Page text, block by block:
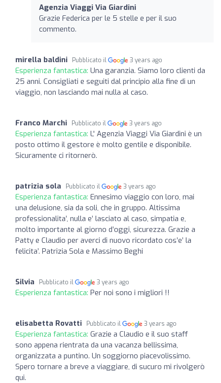
Agenzia Viaggi Via Giardini
Grazie Federica per le 5 stelle e per il suo
commento.
mirella baldini Pubblicato il 3 years ago
Esperienza fantastica: Una garanzia. Siamo loro clienti da
25 anni. Consigliati e seguiti dal principio alla fine di un
viaggio, non lasciando mai nulla al caso.
Franco Marchi Pubblicato il 3 years ago
Esperienza fantastica: L' Agenzia Viaggi Via Giardini è un
posto ottimo il gestore è molto gentile e disponibile.
Sicuramente ci ritornerò.
patrizia sola Pubblicato il 3 years ago
Esperienza fantastica: Ennesimo viaggio con loro, mai
una delusione, sia da soli, che in gruppo. Altissima
professionalita’, nulla e’ lasciato al caso, simpatia e,
molto importante al giorno d’oggi, sicurezza. Grazie a
Patty e Claudio per averci di nuovo ricordato cos’e’ la
felicita’. Patrizia Sola e Massimo Beghi
Silvia Pubblicato il 3 years ago
Esperienza fantastica: Per noi sono i migliori !!
elisabetta Rovatti Pubblicato il 3 years ago
Esperienza fantastica: Grazie a Claudio e il suo staff
sono appena rientrata da una vacanza bellissima,
organizzata a puntino. Un soggiorno piacevolissimo.
Spero tornare a breve a viaggiare, di sucuro mi rivolgerò
qui.